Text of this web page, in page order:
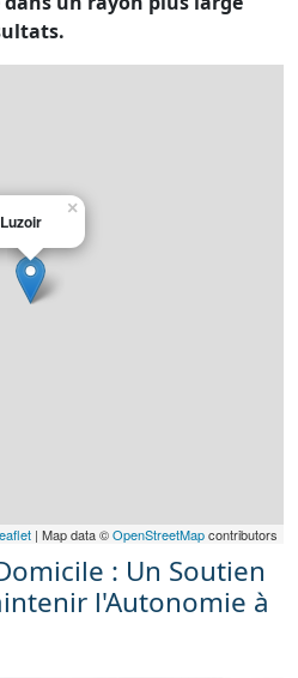
×
Luzoir
| Map data ©OpenStreetMapcontributors
: Un Soutien
l'Autonomie à